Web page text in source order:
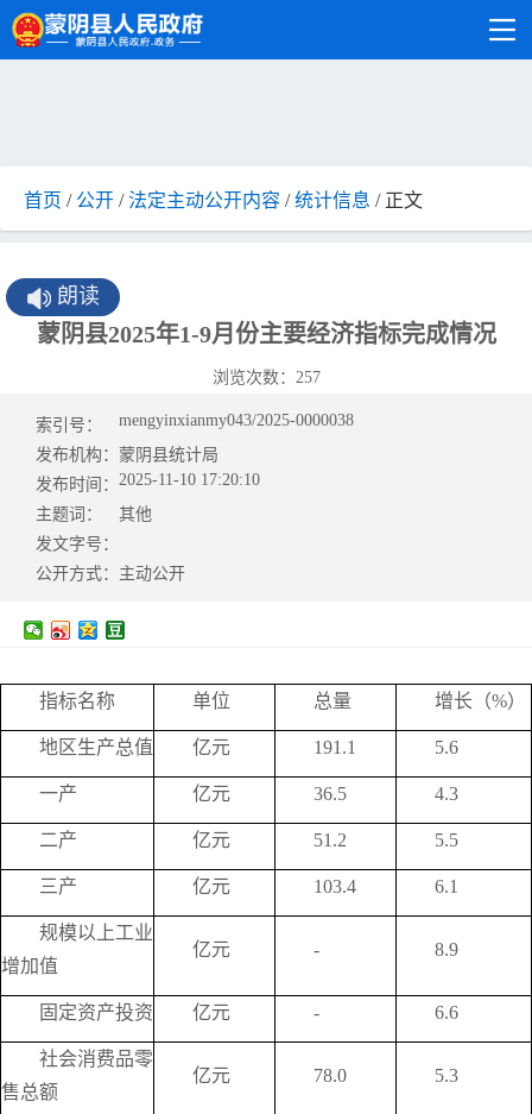
首页 / 公开 /法定主动公开内容 /统计信息 / 正文
朗读
蒙阴县2025年1-9月份主要经济指标完成情况
浏览次数： 257
索引号：
mengyinxianmy043/2025-0000038
发布机构： 蒙阴县统计局
发布时间： 2025-11-10 17:20:10
主题词：
其他
发文字号：
公开方式： 主动公开
指标名称 单位 总量 增长（%）
地区生产总值 亿元 191.1 5.6
一产 亿元 36.5 4.3
二产 亿元 51.2 5.5
三产 亿元 103.4 6.1
规模以上工业
增加值
亿元 - 8.9
固定资产投资 亿元 - 6.6
社会消费品零
售总额
亿元 78.0 5.3